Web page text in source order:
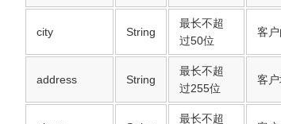
city String
最长不超
过50位
客
address String
最长不超
过255位
客
最长不超